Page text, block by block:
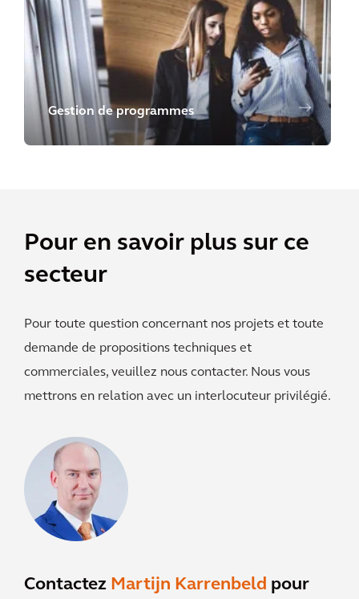
Gestion de programmes
Pour en savoir plus sur ce
secteur
Pour toute question concernant nos projets et toute
demande de propositions techniques et
commerciales, veuillez nous contacter. Nous vous
mettrons en relation avec un interlocuteur privilégié.
Contactez Martijn Karrenbeld pour